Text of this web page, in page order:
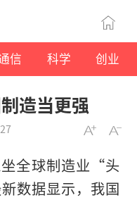
信 科学 创业
造当更强
全球制造业“头
数据显示，我国